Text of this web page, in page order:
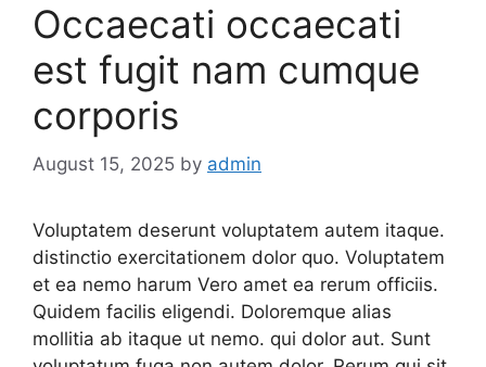
Occaecati occaecati
est fugit nam cumque
corporis
August 15, 2025 by admin
Voluptatem deserunt voluptatem autem itaque.
distinctio exercitationem dolor quo. Voluptatem
et ea nemo harum Vero amet ea rerum officiis.
Quidem facilis eligendi. Doloremque alias
mollitia ab itaque ut nemo. qui dolor aut. Sunt